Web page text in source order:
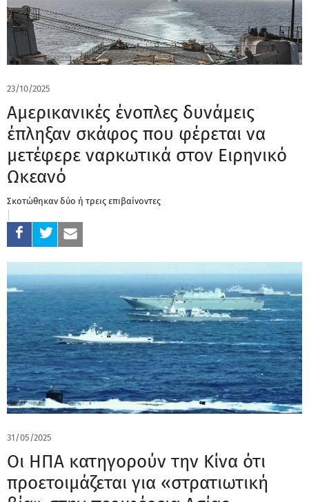
23/10/2025
Αμερικανικές ένοπλες δυνάμεις
έπληξαν σκάφος που φέρεται να
μετέφερε ναρκωτικά στον Ειρηνικό
Ωκεανό
Σκοτώθηκαν δύο ή τρεις επιβαίνοντες
31/05/2025
Οι ΗΠΑ κατηγορούν την Κίνα ότι
προετοιμάζεται για «στρατιωτική